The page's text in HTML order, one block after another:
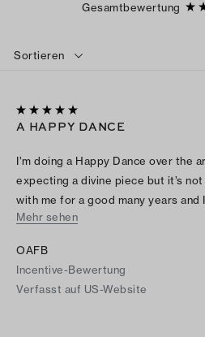
Gesamtbewertung
Sortieren
A HAPPY DANCE
I’m doing a Happy Dance over the
expecting a divine piece but it’s
with me for a good many years
like she’s gotten old. Here’s to the
generally a Tory Burch person but I
and glad of it.
Mehr sehen
OAFB
Incentive-Bewertung
Verfasst auf US-Website